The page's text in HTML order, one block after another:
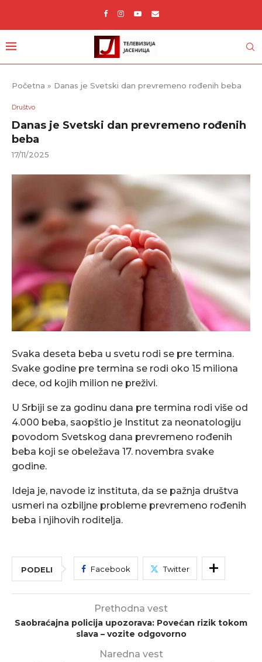
Početna » Danas je Svetski dan prevremeno rođenih beba
Društvo
Danas je Svetski dan prevremeno rođenih
beba
17/11/2025
Svaka deseta beba u svetu rodi se pre termina.
Svake godine pre termina se rodi oko 15 miliona
dece, od kojih milion ne preživi.
U Srbiji se za godinu dana pre termina rodi više od
4.000 beba, saopštio je Institut za neonatologiju
povodom Svetskog dana prevremeno rođenih
beba koji se obeležava 17. novembra svake
godine.
Ideja je, navode iz instituta, da se pažnja društva
usmeri na ozbiljne probleme prevremeno rođenih
beba i njihovih roditelja.
PODELI Facebook Twitter
Prethodna vest
Saobraćajna policija upozorava: Povećan rizik tokom
slava – vozite odgovorno
Naredna vest